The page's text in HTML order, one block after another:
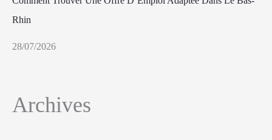
Rhin
28/07/2026
Archives